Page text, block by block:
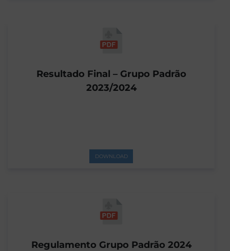
Resultado Final – Grupo Padrão
2023/2024
DOWNLOAD
Regulamento Grupo Padrão 2024